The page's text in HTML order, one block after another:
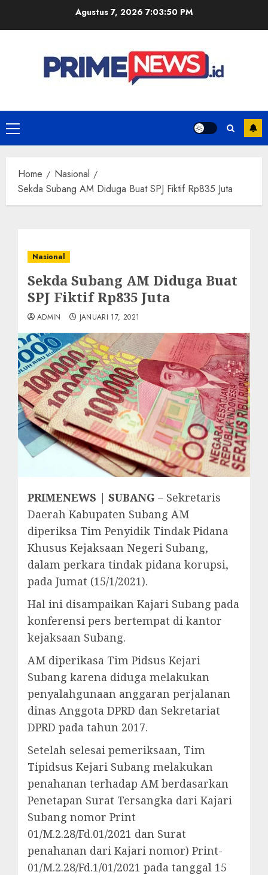
Agustus 7, 20267:03:51 PM
Primary
Menu
Home
Nasional
Sekda Subang AM Diduga Buat SPJ Fiktif Rp835 Juta
Nasional
Sekda Subang AM Diduga Buat
SPJ Fiktif Rp835 Juta
ADMIN JANUARI 17, 2021
PRIMENEWS | SUBANG – Sekretaris
Daerah Kabupaten Subang AM
diperiksa Tim Penyidik Tindak Pidana
Khusus Kejaksaan Negeri Subang,
dalam perkara tindak pidana korupsi,
pada Jumat (15/1/2021).
Hal ini disampaikan Kajari Subang pada
konferensi pers bertempat di kantor
kejaksaan Subang.
AM diperikasa Tim Pidsus Kejari
Subang karena diduga melakukan
penyalahgunaan anggaran perjalanan
dinas Anggota DPRD dan Sekretariat
DPRD pada tahun 2017.
Setelah selesai pemeriksaan, Tim
Tipidsus Kejari Subang melakukan
penahanan terhadap AM berdasarkan
Penetapan Surat Tersangka dari Kajari
Subang nomor Print
01/M.2.28/Fd.01/2021 dan Surat
penahanan dari Kajari nomor) Print-
01/M.2.28/Fd.1/01/2021 pada tanggal 15